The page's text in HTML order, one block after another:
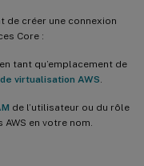
de créer une connexion
Core :
tant qu’emplacement de
virtualisation AWS
de l’utilisateur ou du rôle
en votre nom.